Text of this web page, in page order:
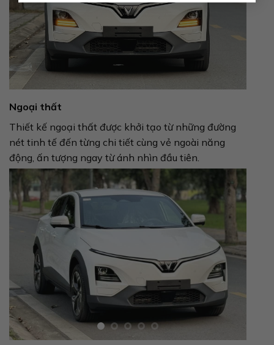
Ngoại thất
Thiết kế ngoại thất được khởi tạo từ những đường
nét tinh tế đến từng chi tiết cùng vẻ ngoài năng
động, ấn tượng ngay từ ánh nhìn đầu tiên.​